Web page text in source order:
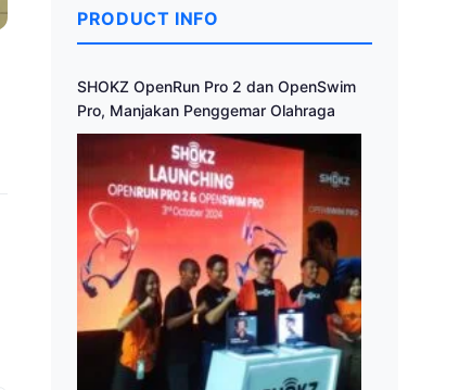
PRODUCT INFO
SHOKZ OpenRun Pro 2 dan OpenSwim
Pro, Manjakan Penggemar Olahraga